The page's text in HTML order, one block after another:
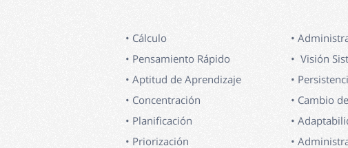
• Cálculo
• Pensamiento Rápido
• Aptitud de Aprendizaje
• Concentración
• Planificación
• Priorización
•
• Visión
•
• Cambio
•
•